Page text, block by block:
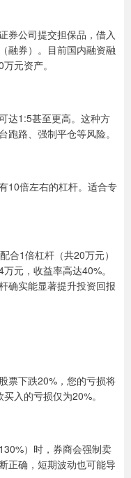
券公司提交担保品，借入
融券）。目前国内融资融
元资产。
达1:5甚至更高。这种方
路、强制平仓等风险。
10倍左右的杠杆。适合专
合1倍杠杆（共20万元）
元，收益率高达40%。
确实能显著提升投资回报
票下跌20%，您的亏损将
入的亏损仅为20%。
）时，券商会强制卖
正确，短期波动也可能导